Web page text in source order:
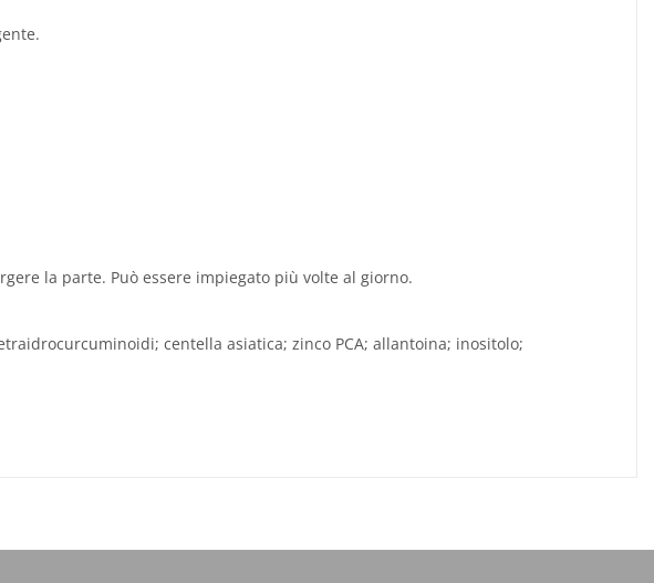
la parte. Può essere impiegato più volte al giorno.
centella asiatica; zinco PCA; allantoina; inositolo;